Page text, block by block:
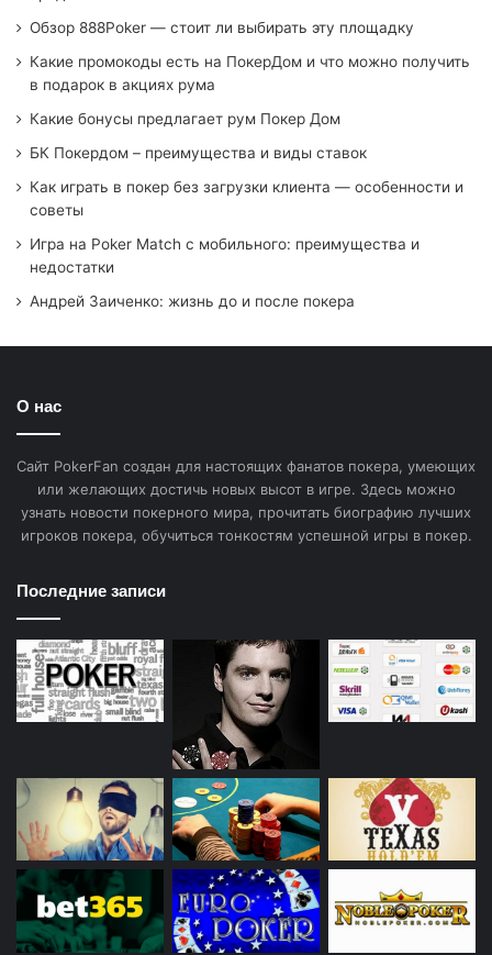
Пара на борде.Здесь каре составится, если у вас
чем предыдущие, поэтому его нужно разыгрывать
соперников. Тайтового соперника можно вести
через низкие ставки и давать посмотреть борд
дешево, а вот с агрессором нужно действовать по-
другому. Агрессора стоит провоцировать первым
делать ставки, а перед вскрытием предложить
сравнять ставку с вами.
ставить олл-ин и делать большие карты. Потому что
соперники за столом могут просто слиться и не
наполнить банк своими взносами. Будет очень обидно
не получить больше, имея такую редкую комбинацию
на руках.
Место Каре в иерархии
комбинаций
Обзор 888Poker — стоит ли выбирать эту площадку
Какие промокоды есть на ПокерДом и что можно получить
в подарок в акциях рума
Какие бонусы предлагает рум Покер Дом
БК Покердом – преимущества и виды ставок
Как играть в покер без загрузки клиента — особенности и
советы
Игра на Poker Match с мобильного: преимущества и
недостатки
Андрей Заиченко: жизнь до и после покера
О нас
Сайт PokerFan создан для настоящих фанатов покера, умеющих
или желающих достичь новых высот в игре. Здесь можно
узнать новости покерного мира, прочитать биографию лучших
игроков покера, обучиться тонкостям успешной игры в покер.
Последние записи